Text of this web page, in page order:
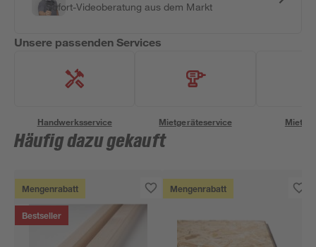
Sofort-Videoberatung aus dem Markt
Unsere passenden Services
Handwerksservice Mietgeräteservice
Häufig dazu gekauft
Mengenrabatt
Bestseller
Mengenrabatt